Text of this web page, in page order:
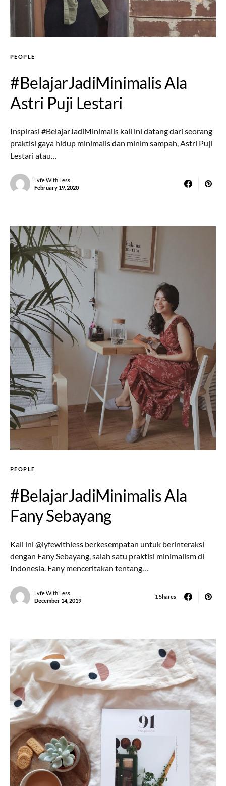
PEOPLE
#BelajarJadiMinimalis Ala
Astri Puji Lestari
Inspirasi #BelajarJadiMinimalis kali ini datang dari seorang
praktisi gaya hidup minimalis dan minim sampah, Astri Puji
Lestari atau…
Lyfe With Less
February 19, 2020
PEOPLE
#BelajarJadiMinimalis Ala
Fany Sebayang
Kali ini @lyfewithless berkesempatan untuk berinteraksi
dengan Fany Sebayang, salah satu praktisi minimalism di
Indonesia. Fany menceritakan tentang…
Lyfe With Less
December 14, 2019
1 Shares